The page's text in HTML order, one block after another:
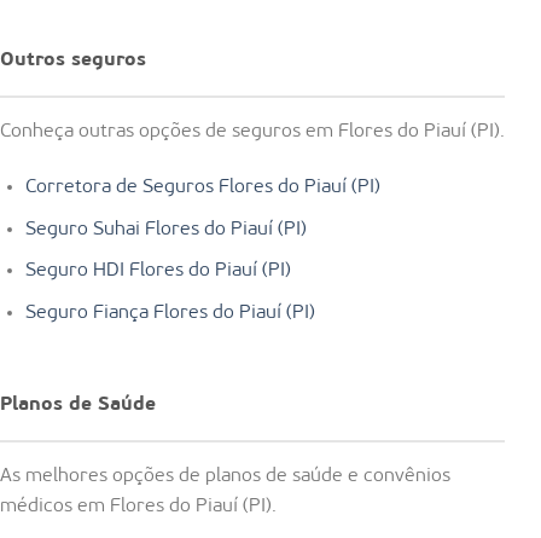
Outros seguros
Conheça outras opções de seguros em Flores do Piauí (PI).
Corretora de Seguros Flores do Piauí (PI)
Seguro Suhai Flores do Piauí (PI)
Seguro HDI Flores do Piauí (PI)
Seguro Fiança Flores do Piauí (PI)
Planos de Saúde
As melhores opções de planos de saúde e convênios
médicos em Flores do Piauí (PI).